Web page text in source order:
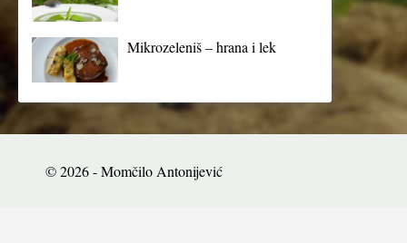
Mikrozeleniš – hrana i lek
© 2026 - Momčilo Antonijević